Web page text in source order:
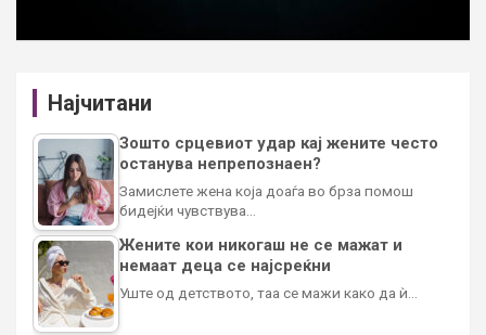
Најчитани
Зошто срцевиот удар кај жените често
останува непрепознаен?
Замислете жена која доаѓа во брза помош
бидејќи чувствува…
Жените кои никогаш не се мажат и
немаат деца се најсреќни
Уште од детството, таа се мажи како да ѝ…